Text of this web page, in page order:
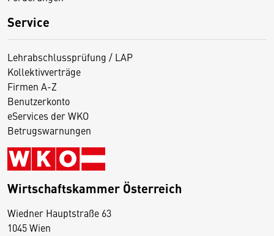
Service
Lehrabschlussprüfung / LAP
Kollektivverträge
Firmen A-Z
Benutzerkonto
eServices der WKO
Betrugswarnungen
Wirtschaftskammer Österreich
Wiedner Hauptstraße 63
1045 Wien
D